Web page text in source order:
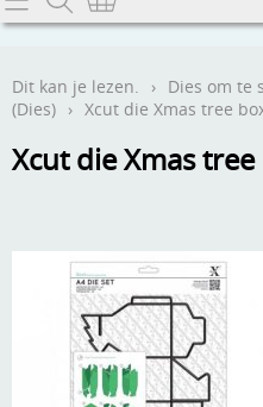
Contact
Webwinkel
Aanbiedingen
Andere
Boeken en magazines
Verzend - en verpakkingsk
Mijn account
Dit kan je lezen. › Dies om te
(Dies) › Xcut die Xmas tree
Xcut die Xmas